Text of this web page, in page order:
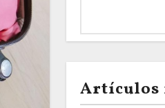
Artículos